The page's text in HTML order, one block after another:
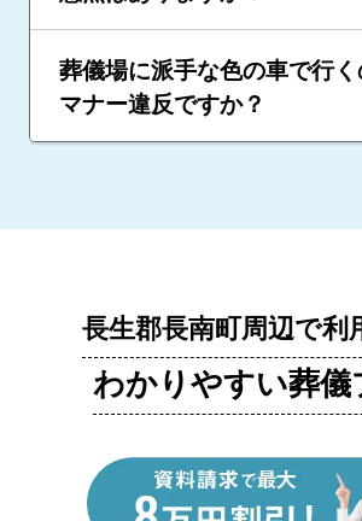
葬儀場に派手な色の車で行
マナー違反ですか？
長生郡長南町周辺で利
わかりやすい葬儀